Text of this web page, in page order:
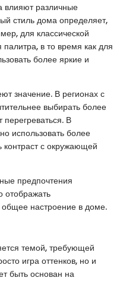
различные
стиль дома определяет,
для классической
в то время как для
более яркие и
значение. В регионах с
выбирать более
перегреваться. В
использовать более
с окружающей
предпочтения
отображать
общее настроение в доме.
темой, требующей
игра оттенков, но и
быть основан на